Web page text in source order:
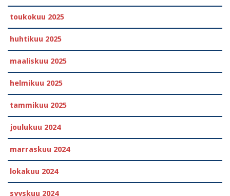
toukokuu 2025
huhtikuu 2025
maaliskuu 2025
helmikuu 2025
tammikuu 2025
joulukuu 2024
marraskuu 2024
lokakuu 2024
syyskuu 2024